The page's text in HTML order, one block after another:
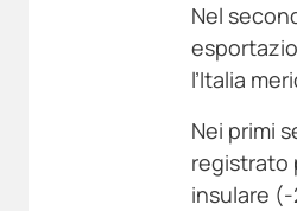
Nel
l’Italia
Nei primi
registrato
insulare